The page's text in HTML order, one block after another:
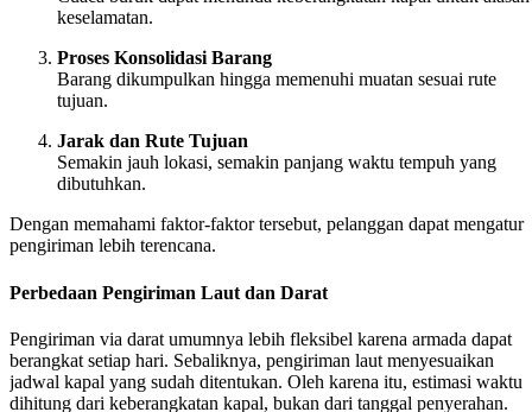
keselamatan.
Proses Konsolidasi Barang
Barang dikumpulkan hingga memenuhi muatan sesuai rute
tujuan.
Jarak dan Rute Tujuan
Semakin jauh lokasi, semakin panjang waktu tempuh yang
dibutuhkan.
Dengan memahami faktor-faktor tersebut, pelanggan dapat mengatur
pengiriman lebih terencana.
Perbedaan Pengiriman Laut dan Darat
Pengiriman via darat umumnya lebih fleksibel karena armada dapat
berangkat setiap hari. Sebaliknya, pengiriman laut menyesuaikan
jadwal kapal yang sudah ditentukan. Oleh karena itu, estimasi waktu
dihitung dari keberangkatan kapal, bukan dari tanggal penyerahan.